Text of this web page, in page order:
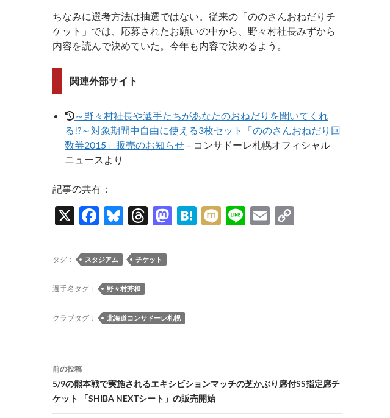
ちなみに選考方法は抽選ではない。従来の「ののさんおねだりチ
ケット」では、応募されたお願いの中から、野々村社長みずから
内容を読んで決めていた。今年も内容で決めるよう。
関連外部サイト
～野々村社長や選手たちがあなたのおねだりを聞いてくれ
る!?～対象期間中自由に使える3枚セット「ののさんおねだり回
数券2015」販売のお知らせ – コンサドーレ札幌オフィシャル
ニュースより
記事の共有：
X
F
e
o
o
Bl
es
y
T
e
M
n
H
M Li
E
タグ： スタジアム チケット
選手名タグ： 野々村芳和
クラブタグ： 北海道コンサドーレ札幌
投
稿
ナ
前の投稿
5/9の熊本戦で実施されるエキシビションマッチの芝かぶり席付SS指定席チ
ケット 「SHIBA NEXTシート」の販売開始